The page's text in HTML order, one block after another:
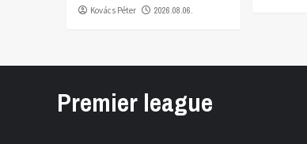
Kovács Péter 2026.08.06.
Premier league